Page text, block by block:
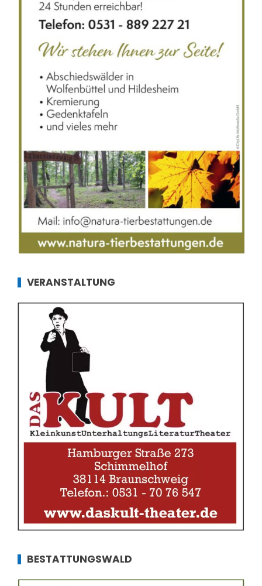
VERANSTALTUNG
BESTATTUNGSWALD